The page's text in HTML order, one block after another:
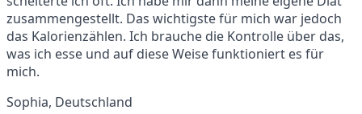
zusammengestellt. Das wichtigste für mich war jedoch
das Kalorienzählen. Ich brauche die Kontrolle über das,
was ich esse und auf diese Weise funktioniert es für
mich.
Sophia, Deutschland